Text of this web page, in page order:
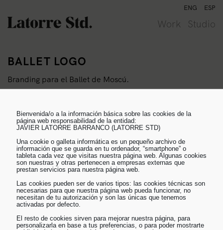
Bienvenida/o a la información básica sobre las cookies de la
página web responsabilidad de la entidad:
JAVIER LATORRE BARRANCO (LATORRE STD)
Una cookie o galleta informática es un pequeño archivo de
información que se guarda en tu ordenador, “smartphone” o
tableta cada vez que visitas nuestra página web. Algunas cookies
son nuestras y otras pertenecen a empresas externas que
prestan servicios para nuestra página web.
Las cookies pueden ser de varios tipos: las cookies técnicas son
necesarias para que nuestra página web pueda funcionar, no
necesitan de tu autorización y son las únicas que tenemos
activadas por defecto.
El resto de cookies sirven para mejorar nuestra página, para
personalizarla en base a tus preferencias, o para poder mostrarte
content
ENG ESP
Work Studio
BALLET LOGO
Branding para el Ballet de Moscú.
Branding para el Ballet de Moscú.